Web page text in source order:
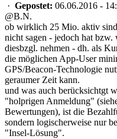
· Gepostet: 06.06.2016 -
@B.N.
ob wirklich 25 Mio. aktiv
nicht sagen - jedoch hat
diesbzgl. nehmen - dh. als
die möglichen App-User
GPS/Beacon-Technologie
geraumer Zeit kann.
und was auch berücksichtgt
"holprigen Anmeldung"
Bewertungen), ist die
sondern logischerweise nur
"Insel-Lösung".